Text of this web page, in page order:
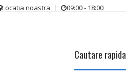
Locatia noastra 09:00 - 18:00
Cautare rapida